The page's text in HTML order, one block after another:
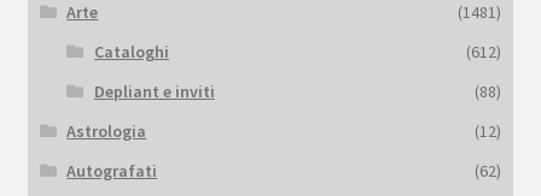
Arte
(1481)
Cataloghi
(612)
Depliant e inviti
(88)
Astrologia
(12)
Autografati
(62)